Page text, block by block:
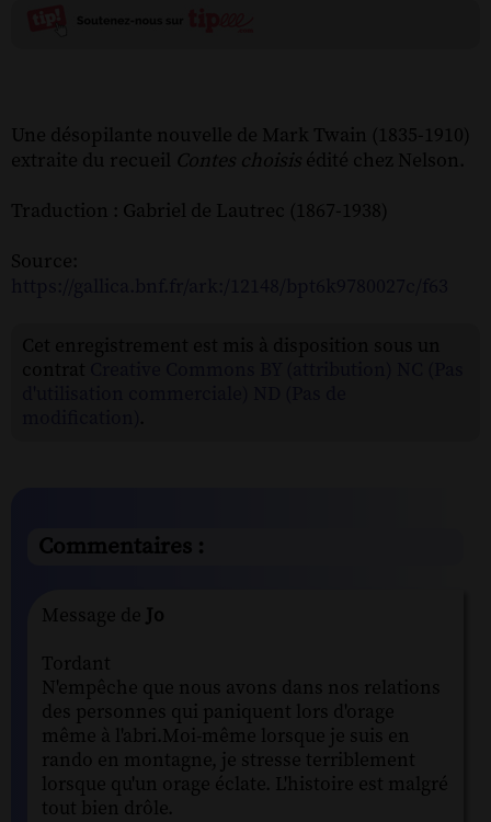
Une désopilante nouvelle de Mark Twain (1835-1910)
extraite du recueil Contes choisis édité chez Nelson.
Traduction : Gabriel de Lautrec (1867-1938)
Source:
Commentaires :
Message de Jo
Tordant
N'empêche que nous avons dans nos relations
des personnes qui paniquent lors d'orage
même à l'abri.Moi-même lorsque je suis en
rando en montagne, je stresse terriblement
lorsque qu'un orage éclate. L'histoire est malgré
tout bien drôle.